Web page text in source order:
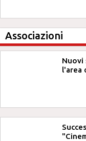
Associazioni
Nuovi
l'area